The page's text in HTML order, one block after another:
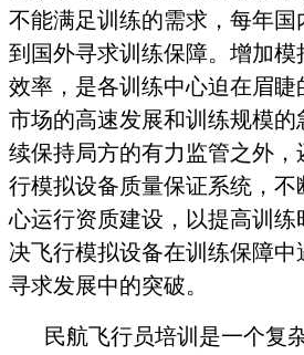
不能满足训练的需求，每年国
到国外寻求训练保障。增加
效率，是各训练中心迫在眉睫
市场的高速发展和训练规模的
续保持局方的有力监管之外
行模拟设备质量保证系统，不
心运行资质建设，以提高训
决飞行模拟设备在训练保障中
寻求发展中的突破。
民航飞行员培训是一个复